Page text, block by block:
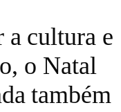
a cultura e
o Natal
também